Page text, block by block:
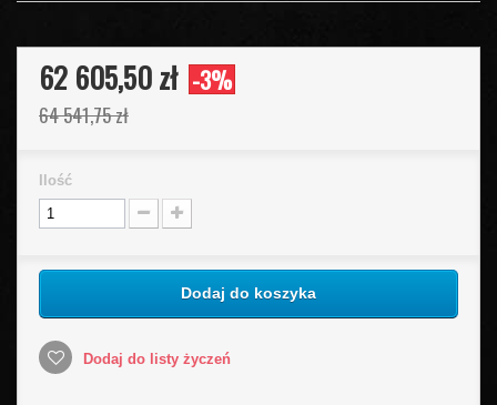
62 605,50 zł -3%
64 541,75 zł
Ilość
Dodaj do koszyka
Dodaj do listy życzeń